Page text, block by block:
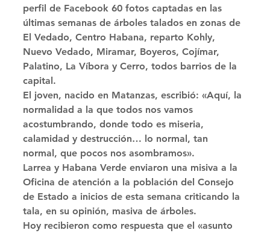
perfil de Facebook 60 fotos captadas en las
últimas semanas de árboles talados en zonas de
El Vedado, Centro Habana, reparto Kohly,
Nuevo Vedado, Miramar, Boyeros, Cojímar,
Palatino, La Víbora y Cerro, todos barrios de la
capital.
El joven, nacido en Matanzas, escribió: «Aquí, la
normalidad a la que todos nos vamos
acostumbrando, donde todo es miseria,
calamidad y destrucción… lo normal, tan
normal, que pocos nos asombramos».
Larrea y Habana Verde enviaron una misiva a la
Oficina de atención a la población del Consejo
de Estado a inicios de esta semana criticando la
tala, en su opinión, masiva de árboles.
Hoy recibieron como respuesta que el «asunto